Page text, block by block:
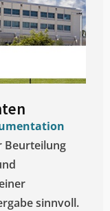
Beurteilung
sinnvoll.